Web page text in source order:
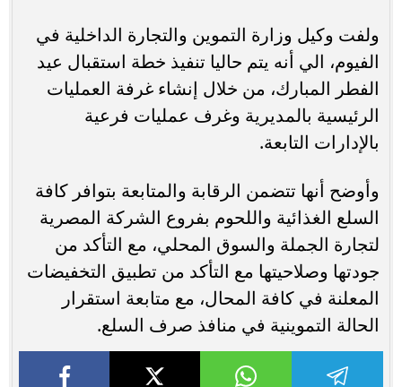
ولفت وكيل وزارة التموين والتجارة الداخلية في
الفيوم، الي أنه يتم حاليا تنفيذ خطة استقبال عيد
الفطر المبارك، من خلال إنشاء غرفة العمليات
الرئيسية بالمديرية وغرف عمليات فرعية
بالإدارات التابعة.
وأوضح أنها تتضمن الرقابة والمتابعة بتوافر كافة
السلع الغذائية واللحوم بفروع الشركة المصرية
لتجارة الجملة والسوق المحلي، مع التأكد من
جودتها وصلاحيتها مع التأكد من تطبيق التخفيضات
المعلنة في كافة المحال، مع متابعة استقرار
الحالة التموينية في منافذ صرف السلع.